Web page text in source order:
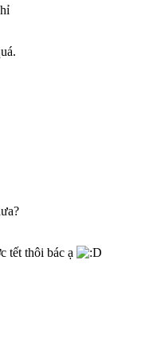
tết thôi bác ạ